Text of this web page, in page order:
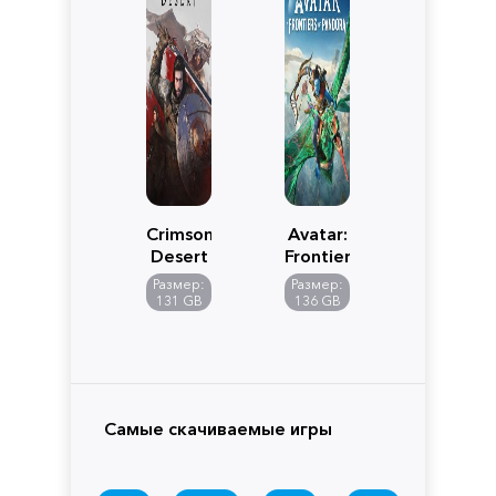
Crimson
Desert
Размер:
131 GB
Avatar:
Frontiers
of
Pandora
Размер:
136 GB
Самые скачиваемые игры